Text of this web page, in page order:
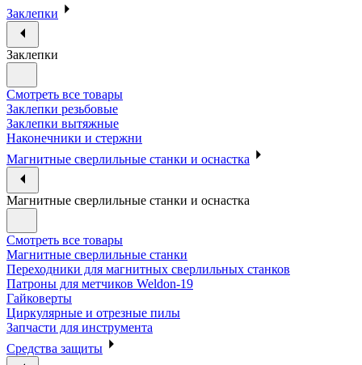
Заклепки
Заклепки
Смотреть все товары
Заклепки резьбовые
Заклепки вытяжные
Наконечники и стержни
Магнитные сверлильные станки и оснастка
Магнитные сверлильные станки и оснастка
Смотреть все товары
Магнитные сверлильные станки
Переходники для магнитных сверлильных станков
Патроны для метчиков Weldon-19
Гайковерты
Циркулярные и отрезные пилы
Запчасти для инструмента
Средства защиты